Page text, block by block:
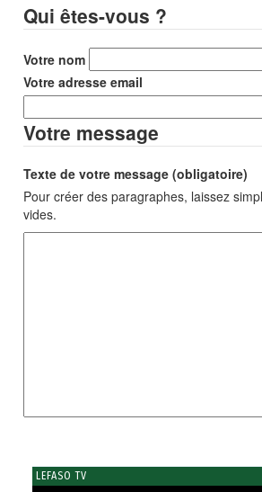
Qui êtes-vous ?
Votre nom
Votre adresse email
Votre message
Texte de votre message (obligatoire)
Pour créer des paragraphes, laissez
vides.
LEFASO TV